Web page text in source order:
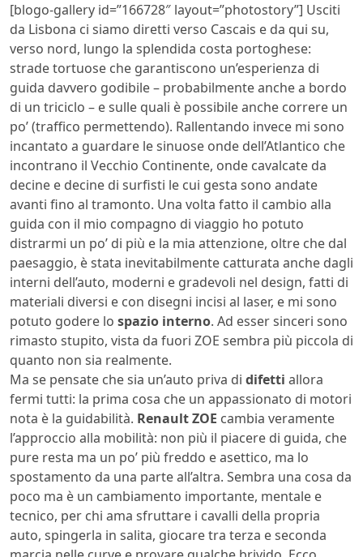
[blogo-gallery id=”166728″ layout=”photostory”] Usciti
da Lisbona ci siamo diretti verso Cascais e da qui su,
verso nord, lungo la splendida costa portoghese:
strade tortuose che garantiscono un’esperienza di
guida davvero godibile – probabilmente anche a bordo
di un triciclo – e sulle quali è possibile anche correre un
po’ (traffico permettendo). Rallentando invece mi sono
incantato a guardare le sinuose onde dell’Atlantico che
incontrano il Vecchio Continente, onde cavalcate da
decine e decine di surfisti le cui gesta sono andate
avanti fino al tramonto. Una volta fatto il cambio alla
guida con il mio compagno di viaggio ho potuto
distrarmi un po’ di più e la mia attenzione, oltre che dal
paesaggio, è stata inevitabilmente catturata anche dagli
interni dell’auto, moderni e gradevoli nel design, fatti di
materiali diversi e con disegni incisi al laser, e mi sono
potuto godere lo spazio interno. Ad esser sinceri sono
rimasto stupito, vista da fuori ZOE sembra più piccola di
quanto non sia realmente.
Ma se pensate che sia un’auto priva di difetti allora
fermi tutti: la prima cosa che un appassionato di motori
nota è la guidabilità. Renault ZOE cambia veramente
l’approccio alla mobilità: non più il piacere di guida, che
pure resta ma un po’ più freddo e asettico, ma lo
spostamento da una parte all’altra. Sembra una cosa da
poco ma è un cambiamento importante, mentale e
tecnico, per chi ama sfruttare i cavalli della propria
auto, spingerla in salita, giocare tra terza e seconda